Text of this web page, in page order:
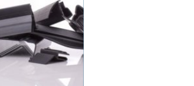
platser
digitala skärmar